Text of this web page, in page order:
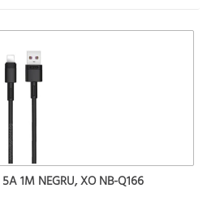
1M NEGRU, XO NB-Q166